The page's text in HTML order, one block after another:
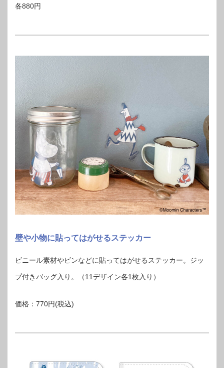
各880円
壁や小物に貼ってはがせるステッカー
ビニール素材やビンなどに貼ってはがせるステッカー。ジッ
プ付きバッグ入り。（11デザイン各1枚入り）
価格：770円(税込)